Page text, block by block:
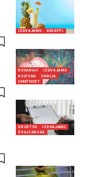
IZDVAJAMO RECEPTI
DOGAĐAJI
IZDVAJAMO
KULTURA
SRBIJA
UMETNOST
DRUŠTVO
IZDVAJAMO
ŠVAJCARSKA